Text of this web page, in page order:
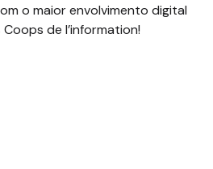
o maior envolvimento digital
de l’information!